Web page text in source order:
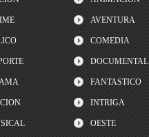
AVENTURA
COMEDIA
DOCUMENTAL
FANTASTICO
INTRIGA
OESTE